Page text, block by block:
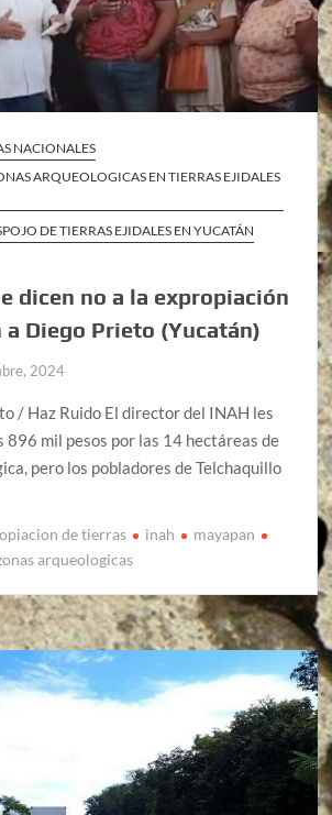
NACIONALES
ARQUEOLOGICAS EN TIERRAS EJIDALES
DE TIERRAS EJIDALES EN YUCATÁN
dicen no a la expropiación
a Diego Prieto (Yucatán)
2024
/ Haz Ruido El director del INAH les
896 mil pesos por las 14 hectáreas de
pero los pobladores de Telchaquillo
de tierras inah
mayapan
arqueologicas